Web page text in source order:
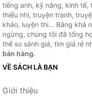
tiếng anh, kỹ năng, kinh
thiếu nhi, truyện tranh,
khảo, luyện thi... Bằng khả
ngừng, chúng tôi đã tổng
thể so sánh giá, tìm giá rẻ
bán hàng.
VỀ SÁCH LÀ BẠN
Giới thiệu